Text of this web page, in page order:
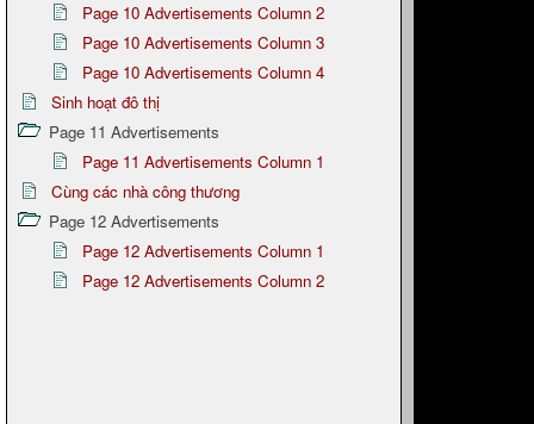
Page 10 Advertisements Column 2
Page 10 Advertisements Column 3
Page 10 Advertisements Column 4
Sinh hoạt đô thị
Page 11 Advertisements
Page 11 Advertisements Column 1
Cùng các nhà công thương
Page 12 Advertisements
Page 12 Advertisements Column 1
Page 12 Advertisements Column 2